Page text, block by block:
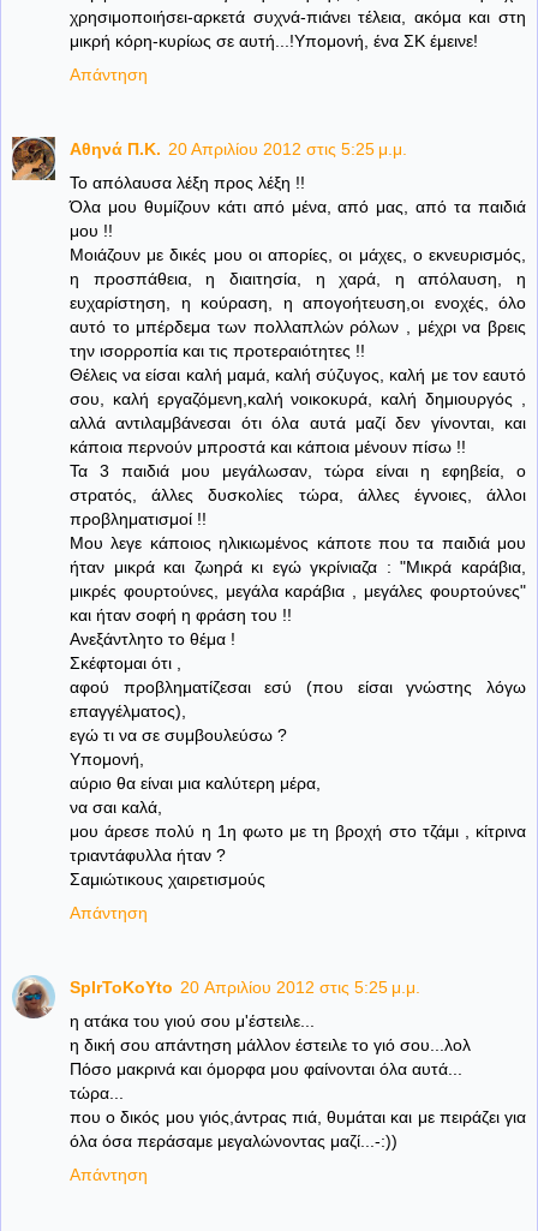
χρησιμοποιήσει-αρκετά συχνά-πιάνει τέλεια, ακόμα και στη
μικρή κόρη-κυρίως σε αυτή...!Υπομονή, ένα ΣΚ έμεινε!
Απάντηση
Aθηνά Π.Κ. 20 Απριλίου 2012 στις 5:25 μ.μ.
Το απόλαυσα λέξη προς λέξη !!
Όλα μου θυμίζουν κάτι από μένα, από μας, από τα παιδιά
μου !!
Μοιάζουν με δικές μου οι απορίες, οι μάχες, ο εκνευρισμός,
η προσπάθεια, η διαιτησία, η χαρά, η απόλαυση, η
ευχαρίστηση, η κούραση, η απογοήτευση,οι ενοχές, όλο
αυτό το μπέρδεμα των πολλαπλών ρόλων , μέχρι να βρεις
την ισορροπία και τις προτεραιότητες !!
Θέλεις να είσαι καλή μαμά, καλή σύζυγος, καλή με τον εαυτό
σου, καλή εργαζόμενη,καλή νοικοκυρά, καλή δημιουργός ,
αλλά αντιλαμβάνεσαι ότι όλα αυτά μαζί δεν γίνονται, και
κάποια περνούν μπροστά και κάποια μένουν πίσω !!
Τα 3 παιδιά μου μεγάλωσαν, τώρα είναι η εφηβεία, ο
στρατός, άλλες δυσκολίες τώρα, άλλες έγνοιες, άλλοι
προβληματισμοί !!
Μου λεγε κάποιος ηλικιωμένος κάποτε που τα παιδιά μου
ήταν μικρά και ζωηρά κι εγώ γκρίνιαζα : "Μικρά καράβια,
μικρές φουρτούνες, μεγάλα καράβια , μεγάλες φουρτούνες"
και ήταν σοφή η φράση του !!
Ανεξάντλητο το θέμα !
Σκέφτομαι ότι ,
αφού προβληματίζεσαι εσύ (που είσαι γνώστης λόγω
επαγγέλματος),
εγώ τι να σε συμβουλεύσω ?
Υπομονή,
αύριο θα είναι μια καλύτερη μέρα,
να σαι καλά,
μου άρεσε πολύ η 1η φωτο με τη βροχή στο τζάμι , κίτρινα
τριαντάφυλλα ήταν ?
Σαμιώτικους χαιρετισμούς
Απάντηση
SpIrToKoYto 20 Απριλίου 2012 στις 5:25 μ.μ.
η ατάκα του γιού σου μ'έστειλε...
η δική σου απάντηση μάλλον έστειλε το γιό σου...λολ
Πόσο μακρινά και όμορφα μου φαίνονται όλα αυτά...
τώρα...
που ο δικός μου γιός,άντρας πιά, θυμάται και με πειράζει για
όλα όσα περάσαμε μεγαλώνοντας μαζί...-:))
Απάντηση